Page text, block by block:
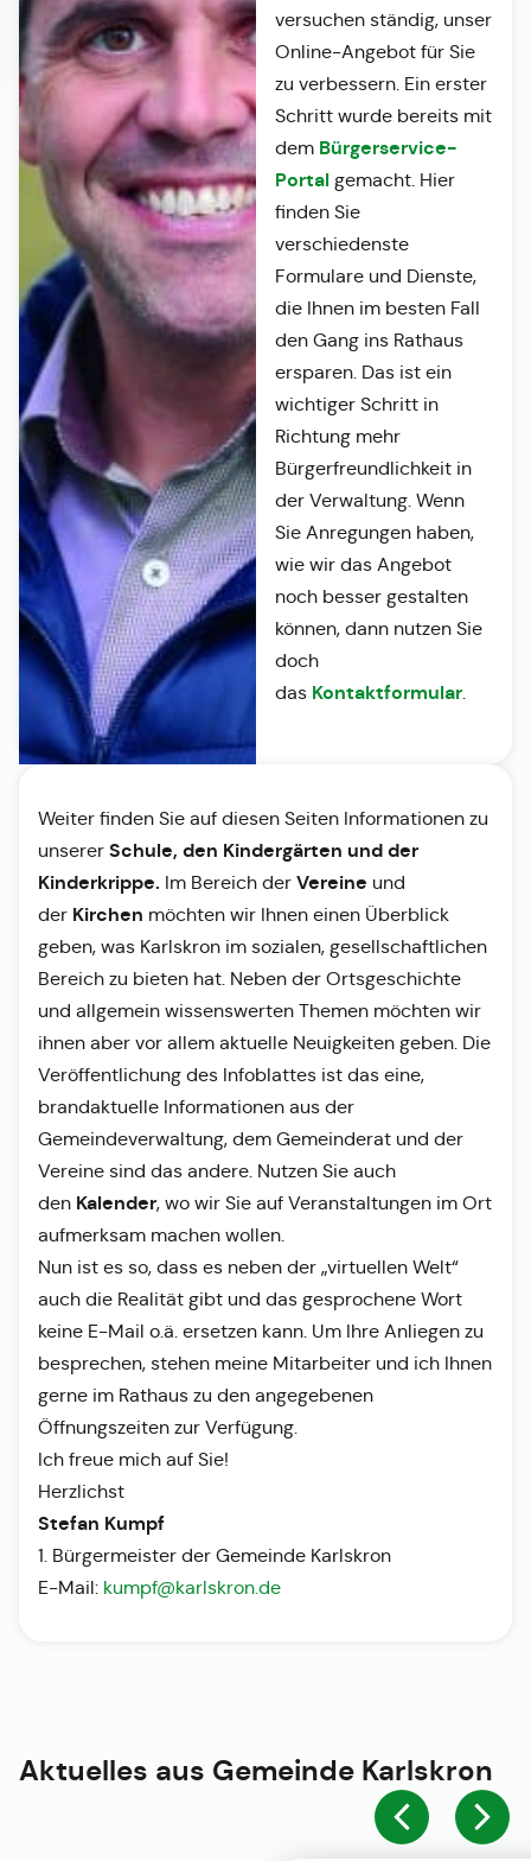
versuchen ständig, unser
Online-Angebot für Sie
zu verbessern. Ein erster
Schritt wurde bereits mit
dem Bürgerservice-
Portalgemacht. Hier
finden Sie
verschiedenste
Formulare und Dienste,
die Ihnen im besten Fall
den Gang ins Rathaus
ersparen. Das ist ein
wichtiger Schritt in
Richtung mehr
Bürgerfreundlichkeit in
der Verwaltung. Wenn
Sie Anregungen haben,
wie wir das Angebot
noch besser gestalten
können, dann nutzen Sie
doch
das Kontaktformular.
Weiter finden Sie auf diesen Seiten Informationen zu
unserer Schule, den Kindergärten und der
Kinderkrippe. Im Bereich der Vereine und
der Kirchen möchten wir Ihnen einen Überblick
geben, was Karlskron im sozialen, gesellschaftlichen
Bereich zu bieten hat. Neben der Ortsgeschichte
und allgemein wissenswerten Themen möchten wir
ihnen aber vor allem aktuelle Neuigkeiten geben. Die
Veröffentlichung des Infoblattes ist das eine,
brandaktuelle Informationen aus der
Gemeindeverwaltung, dem Gemeinderat und der
Vereine sind das andere. Nutzen Sie auch
den Kalender, wo wir Sie auf Veranstaltungen im Ort
aufmerksam machen wollen.
Nun ist es so, dass es neben der „virtuellen Welt“
auch die Realität gibt und das gesprochene Wort
keine E-Mail o.ä. ersetzen kann. Um Ihre Anliegen zu
besprechen, stehen meine Mitarbeiter und ich Ihnen
gerne im Rathaus zu den angegebenen
Öffnungszeiten zur Verfügung.
Ich freue mich auf Sie!
Herzlichst
Stefan Kumpf
1. Bürgermeister der Gemeinde Karlskron
E-Mail: kumpf@karlskron.de
Aktuelles aus Gemeinde Karlskron